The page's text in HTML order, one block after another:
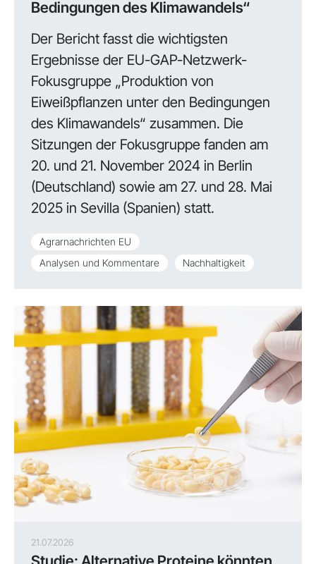
Bedingungen des Klimawandels“
Der Bericht fasst die wichtigsten
Ergebnisse der EU-GAP-Netzwerk-
Fokusgruppe „Produktion von
Eiweißpflanzen unter den Bedingungen
des Klimawandels“ zusammen. Die
Sitzungen der Fokusgruppe fanden am
20. und 21. November 2024 in Berlin
(Deutschland) sowie am 27. und 28. Mai
2025 in Sevilla (Spanien) statt.
Agrarnachrichten EU
Analysen und Kommentare
Nachhaltigkeit
21.07.2026